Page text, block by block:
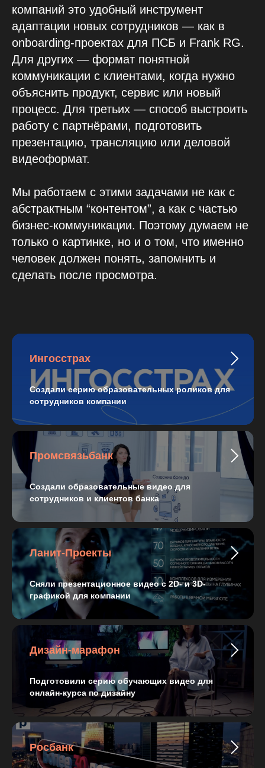
компаний это удобный инструмент
адаптации новых сотрудников — как в
onboarding-проектах для ПСБ и Frank RG.
Для других — формат понятной
коммуникации с клиентами, когда нужно
объяснить продукт, сервис или новый
процесс. Для третьих — способ выстроить
работу с партнёрами, подготовить
презентацию, трансляцию или деловой
видеоформат.
Мы работаем с этими задачами не как с
абстрактным “контентом”, а как с частью
бизнес-коммуникации. Поэтому думаем не
только о картинке, но и о том, что именно
человек должен понять, запомнить и
сделать после просмотра.
Ингосстрах
Создали серию образовательных роликов для
сотрудников компании
Промсвязьбанк
Создали образовательные видео для
сотрудников и клиентов банка
Ланит-Проекты
Сняли презентационное видео с 2D- и 3D-
графикой для компании
Дизайн-марафон
Подготовили серию обучающих видео для
онлайн-курса по дизайну
Росбанк